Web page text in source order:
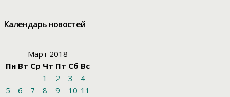
Календарь новостей
Март 2018
Пн Вт Ср Чт Пт Сб Вс
1
2 3
4
5
6 7 8 9 10 11